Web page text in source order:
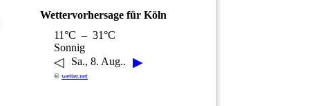
Wettervorhersage für Köln
11°C – 31°C
Sonnig
◁ Sa., 8. Aug.. ▶
© wetter.net